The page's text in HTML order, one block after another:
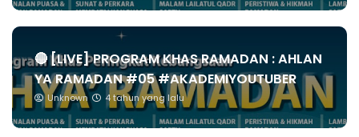
🔴 [LIVE] PROGRAM KHAS RAMADAN : AHLAN
YA RAMADAN #05 #AKADEMIYOUTUBER
Unknown 4 tahun yang lalu